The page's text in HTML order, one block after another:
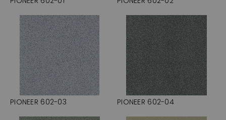
PIONEER 602-03 PIONEER 602-04